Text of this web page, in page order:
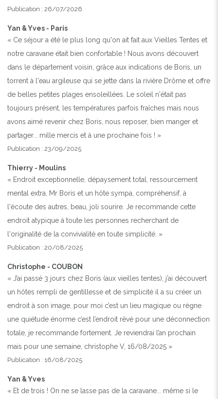
Publication : 26/07/2026
Yan & Yves - Paris
« Ce séjour a été le plus long qu'on ait fait aux Vieilles Tentes et
notre caravane était bien confortable ! Nous avons découvert
dans le département voisin, grâce aux indications de Boris, un
torrent à l'eau argileuse qui se jette dans la rivière Drôme et offre
de belles petites plages ensoleillées. Le soleil n'était pas
toujours présent, les températures parfois fraîches mais nous
avons aimé revenir chez Boris, nous reposer, bien manger et
partager... mille mercis et à une prochaine fois ! »
Publication : 23/09/2025
Thierry - Moulins
« Endroit exceptionnelle, dépaysement total, ressourcement
mental extra, Mr Boris et un hôte sympa, compréhensif, à
l'écoute des autres, beau, joli sourire. Je recommande cette
endroit atypique à toute les personnes recherchant de
l'originalité de la convivialité en toute simplicité. »
Publication : 20/08/2025
Christophe - COUBON
« J’ai passé 3 jours chez Boris (aux vieilles tentes), j’ai découvert
un hôtes rempli de gentillesse et de simplicité il a su créer un
endroit à son image, pour moi c’est un lieu magique ou règne
une quiétude énorme c’est l’endroit rêvé pour une déconnection
totale, je recommande fortement. Je reviendrai l’an prochain
mais pour une semaine, christophe V, 16/08/2025 »
Publication : 16/08/2025
Yan & Yves
« Et de trois ! On ne se lasse pas de la caravane... même si le